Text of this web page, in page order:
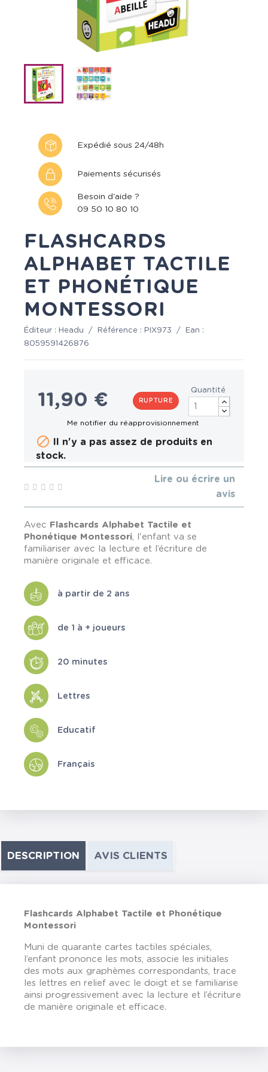
Expédié sous 24/48h
Paiements sécurisés
Besoin d'aide ?
09 50 10 80 10
FLASHCARDS
ALPHABET TACTILE
ET PHONÉTIQUE
MONTESSORI
Éditeur : Headu / Référence : PIX973 /
Ean :
8059591426876
11,90 € RUPTURE
Quantité
 Il n'y a pas assez de produits en
stock.
Lire ou écrire un
avis
Avec Flashcards Alphabet Tactile et
Phonétique Montessori,
l'enfant va se
familiariser avec la lecture et l’écriture de
manière originale et efficace.
à partir de 2 ans
de 1 à + joueurs
20 minutes
Lettres
Educatif
Français
DESCRIPTION AVIS CLIENTS
Flashcards Alphabet Tactile et Phonétique
Montessori
Muni de quarante cartes tactiles spéciales,
l’enfant prononce les mots, associe les initiales
des mots aux graphèmes correspondants, trace
les lettres en relief avec le doigt et se familiarise
ainsi progressivement avec la lecture et l’écriture
de manière originale et efficace.